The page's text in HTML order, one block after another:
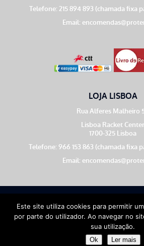
Telefone: 215 894 893 (chamada fixa
Email:
LOJA LISBOA
Rua Alferes Malheiro
Lisboa Racket Center
1700-325 Lisboa
Telefone: 966 153 863 (chamada fixa
Email:
Copyright © 2026
Este site utiliza cookies para permitir
por parte do utilizador. Ao navegar no
sua utilização.
Ok Ler mais